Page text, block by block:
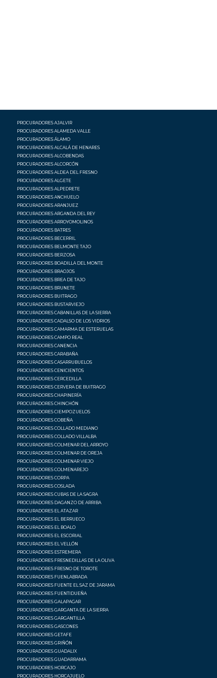
PROCURADORES AJALVIR
PROCURADORES ALAMEDA VALLE
PROCURADORES ÁLAMO
PROCURADORES ALCALÁ DE HENARES
PROCURADORES ALCOBENDAS
PROCURADORES ALCORCÓN
PROCURADORES ALDEA DEL FRESNO
PROCURADORES ALGETE
PROCURADORES ALPEDRETE
PROCURADORES ANCHUELO
PROCURADORES ARANJUEZ
PROCURADORES ARGANDA DEL REY
PROCURADORES ARROYOMOLINOS
PROCURADORES BATRES
PROCURADORES BECERRIL
PROCURADORES BELMONTE TAJO
PROCURADORES BERZOSA
PROCURADORES BOADILLA DEL MONTE
PROCURADORES BRAOJOS
PROCURADORES BREA DE TAJO
PROCURADORES BRUNETE
PROCURADORES BUITRAGO
PROCURADORES BUSTARVIEJO
PROCURADORES CABANILLAS DE LA SIERRA
PROCURADORES CADALSO DE LOS VIDRIOS
PROCURADORES CAMARMA DE ESTERUELAS
PROCURADORES CAMPO REAL
PROCURADORES CANENCIA
PROCURADORES CARABAÑA
PROCURADORES CASARRUBUELOS
PROCURADORES CENICIENTOS
PROCURADORES CERCEDILLA
PROCURADORES CERVERA DE BUITRAGO
PROCURADORES CHAPINERÍA
PROCURADORES CHINCHÓN
PROCURADORES CIEMPOZUELOS
PROCURADORES COBEÑA
PROCURADORES COLLADO MEDIANO
PROCURADORES COLLADO VILLALBA
PROCURADORES COLMENAR DEL ARROYO
PROCURADORES COLMENAR DE OREJA
PROCURADORES COLMENAR VIEJO
PROCURADORES COLMENAREJO
PROCURADORES CORPA
PROCURADORES COSLADA
PROCURADORES CUBAS DE LA SAGRA
PROCURADORES DAGANZO DE ARRIBA
PROCURADORES EL ATAZAR
PROCURADORES EL BERRUECO
PROCURADORES EL BOALO
PROCURADORES EL ESCORIAL
PROCURADORES EL VELLÓN
PROCURADORES ESTREMERA
PROCURADORES FRESNEDILLAS DE LA OLIVA
PROCURADORES FRESNO DE TOROTE
PROCURADORES FUENLABRADA
PROCURADORES FUENTE EL SAZ DE JARAMA
PROCURADORES FUENTIDUEÑA
PROCURADORES GALAPAGAR
PROCURADORES GARGANTA DE LA SIERRA
PROCURADORES GARGANTILLA
PROCURADORES GASCONES
PROCURADORES GETAFE
PROCURADORES GRIÑÓN
PROCURADORES GUADALIX
PROCURADORES GUADARRAMA
PROCURADORES HORCAJO
PROCURADORES HORCAJUELO